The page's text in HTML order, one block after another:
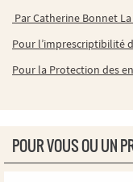
Par Catherine Bonnet
Pour l’imprescriptibilité
Pour la Protection des
POUR VOUS OU UN